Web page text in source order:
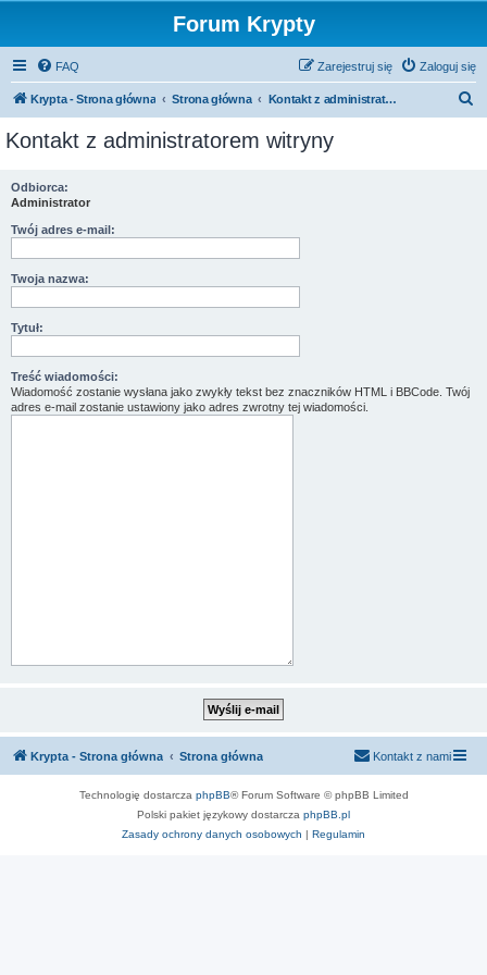
Forum Krypty
FAQ Zaloguj się
Zarejestruj się
Krypta - Strona główna Strona główna Kontakt z administratorem witryny
Kontakt z administratorem witryny
Odbiorca:
Administrator
Twój adres e-mail:
Twoja nazwa:
Tytuł:
Treść wiadomości:
Wiadomość zostanie wysłana jako zwykły tekst bez znaczników HTML i BBCode. Twój
adres e-mail zostanie ustawiony jako adres zwrotny tej wiadomości.
Krypta - Strona główna Strona główna Kontakt z nami
Technologię dostarcza phpBB® Forum Software © phpBB Limited
Polski pakiet językowy dostarcza phpBB.pl
Zasady ochrony danych osobowych | Regulamin